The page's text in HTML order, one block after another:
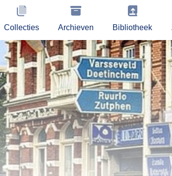
Collecties Archieven Bibliotheek